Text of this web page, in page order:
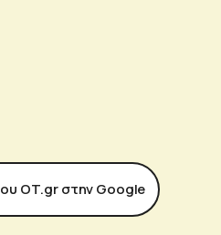
ΟΤ.gr στην Google